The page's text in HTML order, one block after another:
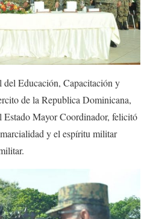
Educación, Capacitación y
de la Republica Dominicana,
Estado Mayor Coordinador, felicitó
y el espíritu militar